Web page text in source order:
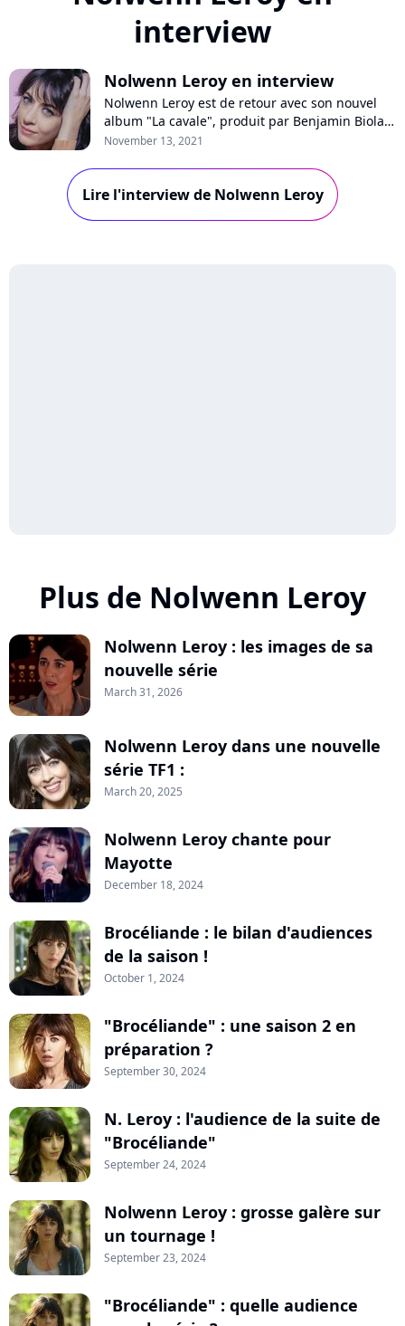
interview
Nolwenn Leroy en interview
Nolwenn Leroy est de retour avec son nouvel
album "La cavale", produit par Benjamin Biolay.
En interview sur Pure Charts, la chanteuse se
son engagement contre le mal logement et
revient sur sa tendre chanson pour son fils.
November 13, 2021
Lire l'interview de Nolwenn Leroy
Plus de Nolwenn Leroy
Nolwenn Leroy : les images de sa
nouvelle série
March 31, 2026
Nolwenn Leroy dans une nouvelle
série TF1 :
March 20, 2025
Nolwenn Leroy chante pour
Mayotte
December 18, 2024
Brocéliande : le bilan d'audiences
de la saison !
October 1, 2024
"Brocéliande" : une saison 2 en
préparation ?
September 30, 2024
N. Leroy : l'audience de la suite de
"Brocéliande"
September 24, 2024
Nolwenn Leroy : grosse galère sur
un tournage !
September 23, 2024
"Brocéliande" : quelle audience